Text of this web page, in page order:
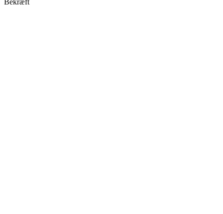
Bekræft